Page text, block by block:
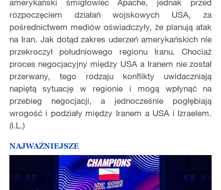
amerykański śmigłowiec Apache, jednak przed
rozpoczęciem działań wojskowych USA, za
pośrednictwem mediów oświadczyły, że planują atak
na Iran. Jak dotąd zakres uderzeń amerykańskich nie
przekroczył południowego regionu Iranu. Chociaż
proces negocjacyjny między USA a Iranem nie został
przerwany, tego rodzaju konflikty uwidaczniają
napiętą sytuację w regionie i mogą wpłynąć na
przebieg negocjacji, a jednocześnie pogłębiają
wrogość i podziały między Iranem a USA i Izraelem.
(I.L.)
NAJWAŻNIEJSZE